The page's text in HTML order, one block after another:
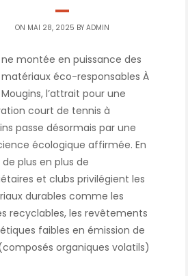
ON MAI 28, 2025 BY ADMIN
ne montée en puissance des
matériaux éco-responsables À
Mougins, l’attrait pour une
court de tennis à
passe désormais par une
écologique affirmée. En
plus en plus de
et clubs privilégient les
durables comme les
recyclables, les revêtements
faibles en émission de
organiques volatils)